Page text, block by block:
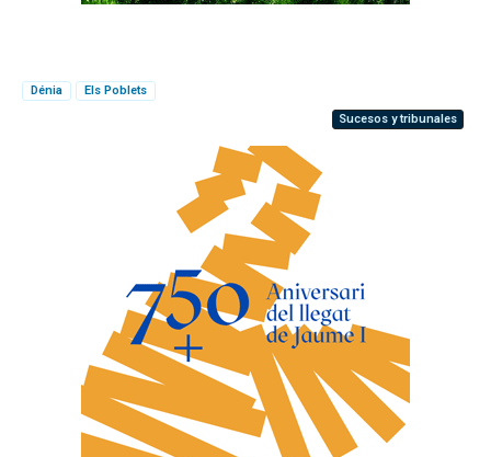
Dénia
Els Poblets
Sucesos y tribunales